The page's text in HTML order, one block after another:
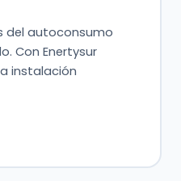
del autoconsumo
Con Enertysur
instalación